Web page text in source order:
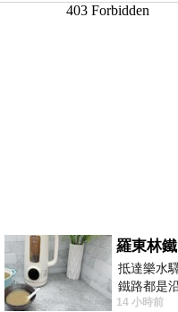
羅東林
抵達樂水
鐵路都是
但因與臺
14 小時前